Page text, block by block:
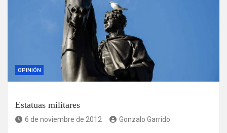
OPINIÓN
Estatuas militares
6 de noviembre de 2012 Gonzalo Garrido